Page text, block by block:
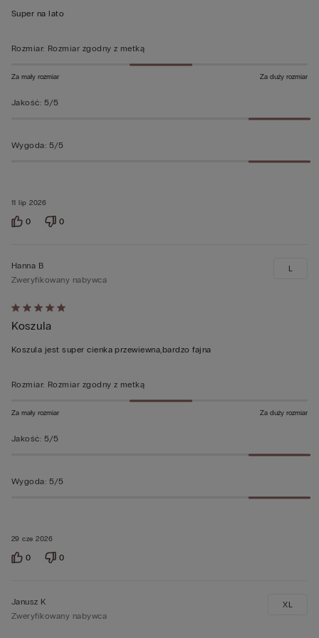
z
11 lip 2026
Super na lato
Rozmiar: Rozmiar zgodny z metką
Za mały rozmiar Za duży rozmiar
Jakość: 5/5
Wygoda: 5/5
0 0
Ocena
5
z
29 cze 2026
Hanna B
Zweryfikowany nabywca
Koszula
Koszula jest super cienka przewiewna,bardzo fajna
L
Rozmiar: Rozmiar zgodny z metką
Za mały rozmiar Za duży rozmiar
Jakość: 5/5
Wygoda: 5/5
0 0
Janusz K
Zweryfikowany nabywca
XL